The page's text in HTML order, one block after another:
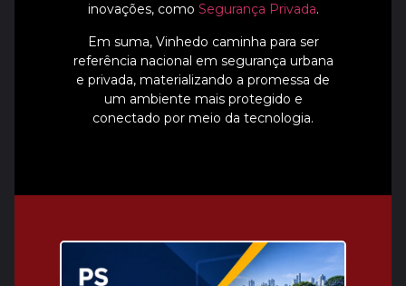
inovações, como Segurança Privada.
Em suma, Vinhedo caminha para ser
referência nacional em segurança urbana
e privada, materializando a promessa de
um ambiente mais protegido e
conectado por meio da tecnologia.